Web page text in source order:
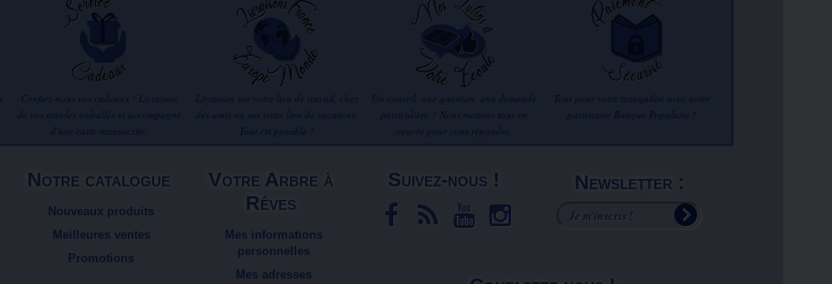
Notre catalogue
Nouveaux produits
Meilleures ventes
Promotions
Votre Arbre à
Rêves
Mes informations
personnelles
Mes adresses
Suivez-nous ! Newsletter :